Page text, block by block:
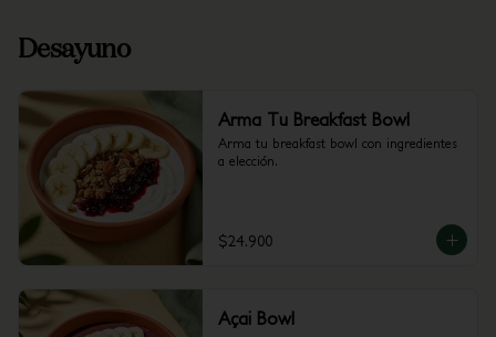
Desayuno
Arma Tu Breakfast Bowl
Arma tu breakfast bowl con ingredientes
a elección.
$24.900
Açai Bowl